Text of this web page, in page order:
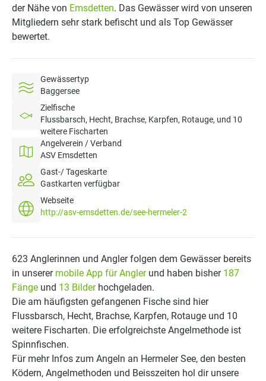
der Nähe von Emsdetten. Das Gewässer wird von unseren
Mitgliedern sehr stark befischt und als Top Gewässer
bewertet.
Gewässertyp
Baggersee
Zielfische
Flussbarsch, Hecht, Brachse, Karpfen, Rotauge, und 10
weitere Fischarten
Angelverein / Verband
ASV Emsdetten
Gast-/ Tageskarte
Gastkarten verfügbar
Webseite
http://asv-emsdetten.de/see-hermeler-2
623 Anglerinnen und Angler folgen dem Gewässer bereits
in unserer mobile App für Anglerund haben bisher 187
Fänge und 13 Bilderhochgeladen.
Die am häufigsten gefangenen Fische sind hier
Flussbarsch, Hecht, Brachse, Karpfen, Rotauge und 10
weitere Fischarten. Die erfolgreichste Angelmethode ist
Spinnfischen.
Für mehr Infos zum Angeln an Hermeler See, den besten
Ködern, Angelmethoden und Beisszeiten hol dir unsere